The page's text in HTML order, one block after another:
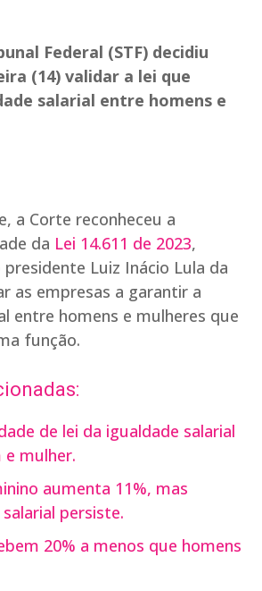
Federal (STF) decidiu
(14) validar a lei que
salarial entre homens e
a Corte reconheceu a
da Lei 14.611 de 2023,
presidente Luiz Inácio Lula da
as empresas a garantir a
entre homens e mulheres que
função.
de lei da igualdade salarial
mulher.
aumenta 11%, mas
persiste.
20% a menos que homens